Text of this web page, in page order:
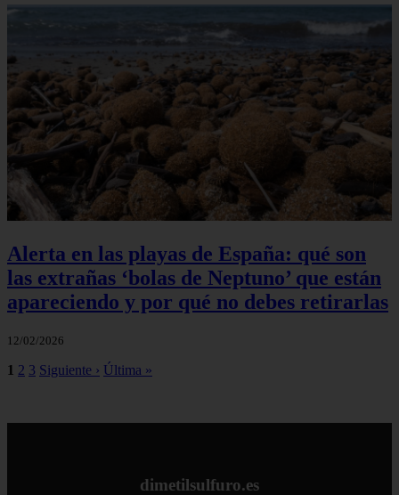
Alerta en las playas de España: qué son
las extrañas ‘bolas de Neptuno’ que están
apareciendo y por qué no debes retirarlas
12/02/2026
1 2 3 Siguiente › Última »
dimetilsulfuro.es